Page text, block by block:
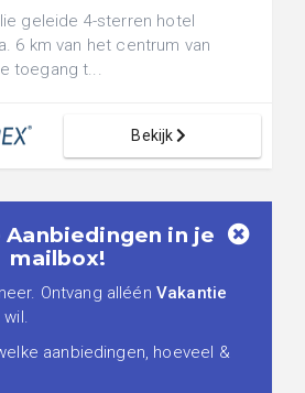
geleide 4-sterren hotel
6 km van het centrum van
toegang t...
Bekijk
Aanbiedingen in je
mailbox!
Ontvang alléén Vakantie
wil.
aanbiedingen, hoeveel &